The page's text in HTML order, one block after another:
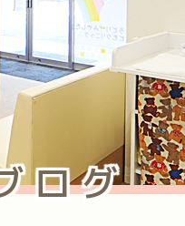
ログ